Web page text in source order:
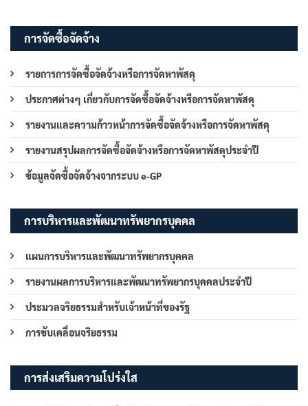
การจัดซื้อจัดจ้าง
รายการการจัดซื้อจัดจ้างหรือการจัดหาพัสดุ
ประกาศต่างๆ เกี่ยวกับการจัดซื้อจัดจ้างหรือการจัดหาพัสดุ
รายงานและความก้าวหน้าการจัดซื้อจัดจ้างหรือการจัดหาพัสดุ
รายงานสรุปผลการจัดซื้อจัดจ้างหรือการจัดหาพัสดุประจำปี
ข้อมูลจัดซื้อจัดจ้างจากระบบ e-GP
การบริหารและพัฒนาทรัพยากรบุคคล
แผนการบริหารและพัฒนาทรัพยากรบุคคล
รายงานผลการบริหารและพัฒนาทรัพยากรบุคคลประจำปี
ประมวลจริยธรรมสำหรับเจ้าหน้าที่ของรัฐ
การขับเคลื่อนจริยธรรม
การส่งเสริมความโปร่งใส